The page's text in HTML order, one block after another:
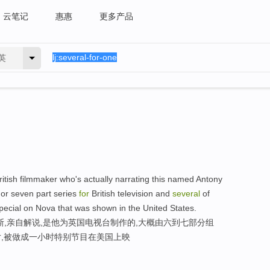
云笔记 惠惠 更多产品
filmmaker who's actually narrating this named Antony
seven part series for British television and several of
on Nova that was shown in the United States.
亲自解说,是他为英国电视台制作的,大概由六到七部分组
做成一小时特别节目在美国上映